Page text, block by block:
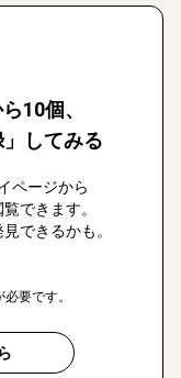
10個、
してみる
ページから
できます。
できるかも。
要です。